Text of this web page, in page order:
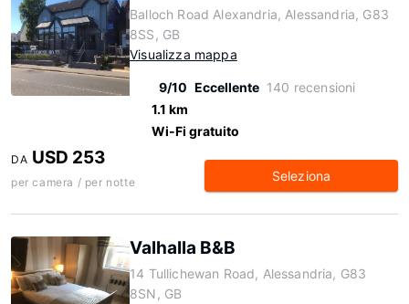
Balloch Road Alexandria, Alessandria, G83
8SS, GB
Visualizza mappa
9/10 Eccellente 140 recensioni
1.1 km
Wi-Fi gratuito
DA USD 253
per camera / per notte Seleziona
Valhalla B&B
14 Tullichewan Road, Alessandria, G83
8SN, GB